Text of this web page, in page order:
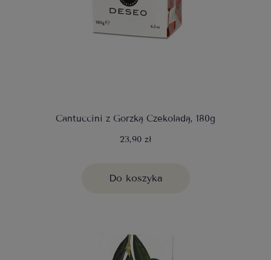
Cantuccini z Gorzką Czekoladą, 180g
23,90 zł
Do koszyka